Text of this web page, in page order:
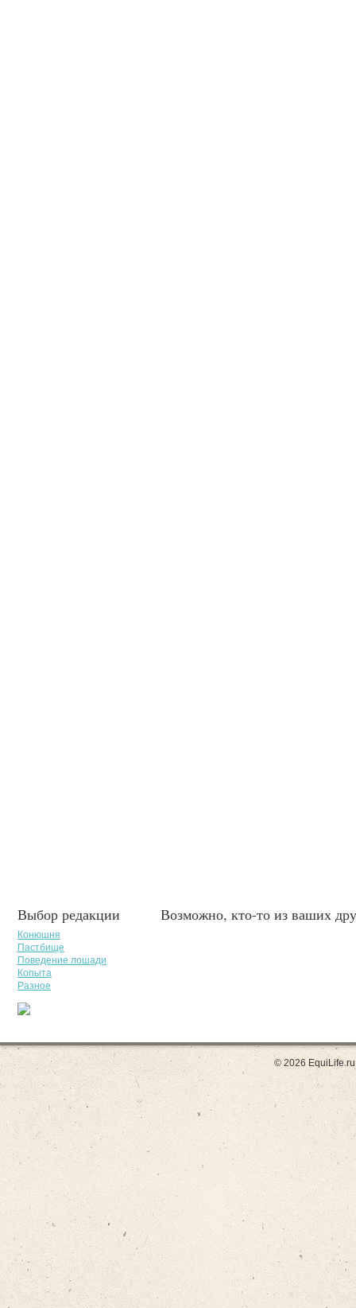
Выбор редакции
Конюшня
Пастбище
Поведение лошади
Копыта
Разное
Возможно, кто-то из ваших
© 2026